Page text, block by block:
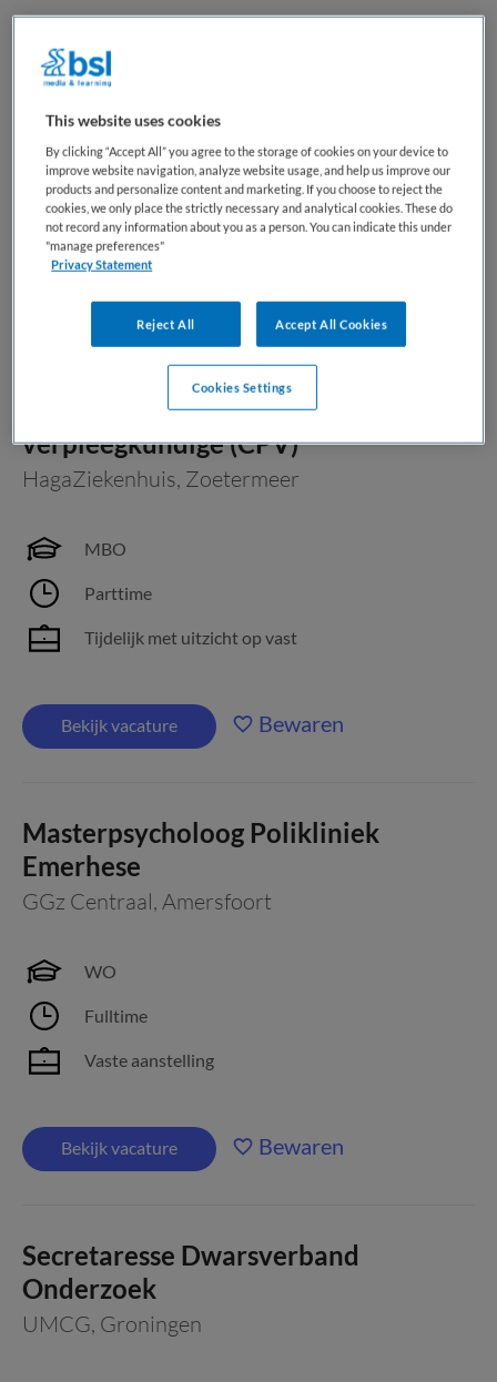
Paramedici(111)
Tandheelkunde
Verpleegkunde(1786)
Zorgmanagement (350)
banenbank | Werk(t) in zorg en welzijn
Consultatief psychiatrisch
verpleegkundige (CPV)
HagaZiekenhuis, Zoetermeer
MBO
Parttime
Tijdelijk met uitzicht op vast
Bekijk vacature Bewaren
Masterpsycholoog Polikliniek
Emerhese
GGz Centraal, Amersfoort
WO
Fulltime
Vaste aanstelling
Bekijk vacature Bewaren
Secretaresse Dwarsverband
Onderzoek
UMCG, Groningen
This website uses cookies
By clicking “Accept All” you agree to the storage of cookies on your device to
improve website navigation, analyze website usage, and help us improve our
products and personalize content and marketing. If you choose to reject the
cookies, we only place the strictly necessary and analytical cookies. These do
not record any information about you as a person. You can indicate this under
"manage preferences"
Privacy Statement
Reject All Accept All Cookies
Cookies Settings